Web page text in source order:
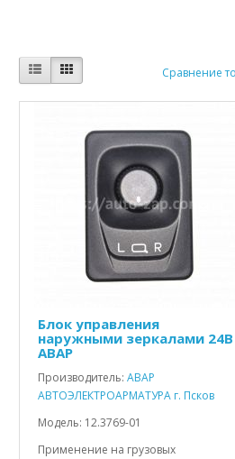
Сравнение
Блок управления
наружными зеркалами 24В
АВАР
Производитель: АВАР
АВТОЭЛЕКТРОАРМАТУРА г. Псков
Модель: 12.3769-01
Применение на грузовых